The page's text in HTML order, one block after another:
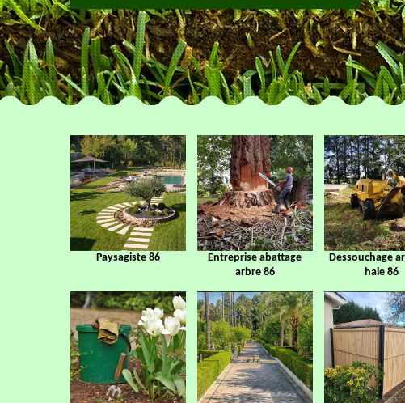
Paysagiste 86
Entreprise abattage
arbre 86
Dessouchage
haie 86